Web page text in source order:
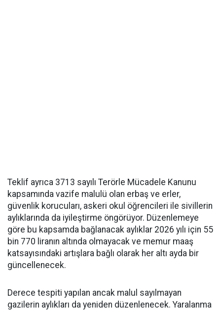
Teklif ayrıca 3713 sayılı Terörle Mücadele Kanunu
kapsamında vazife malulü olan erbaş ve erler,
güvenlik korucuları, askeri okul öğrencileri ile sivillerin
aylıklarında da iyileştirme öngörüyor. Düzenlemeye
göre bu kapsamda bağlanacak aylıklar 2026 yılı için 55
bin 770 liranın altında olmayacak ve memur maaş
katsayısındaki artışlara bağlı olarak her altı ayda bir
güncellenecek.
Derece tespiti yapılan ancak malul sayılmayan
gazilerin aylıkları da yeniden düzenlenecek. Yaralanma